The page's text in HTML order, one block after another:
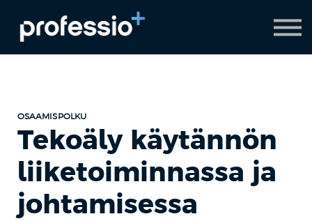
AI Coach
Pyydä demo
Hanki Professio+
OSAAMISPOLKU
Tekoäly käytännön
liiketoiminnassa ja
johtamisessa